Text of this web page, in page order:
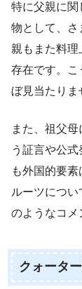
特に父親に関
物として、さ
親もまた料
存在です。こ
ぼ見当たりま
また、祖父
う証言や公
も外国的要
ルーツにつ
のようなコメ
クォータ